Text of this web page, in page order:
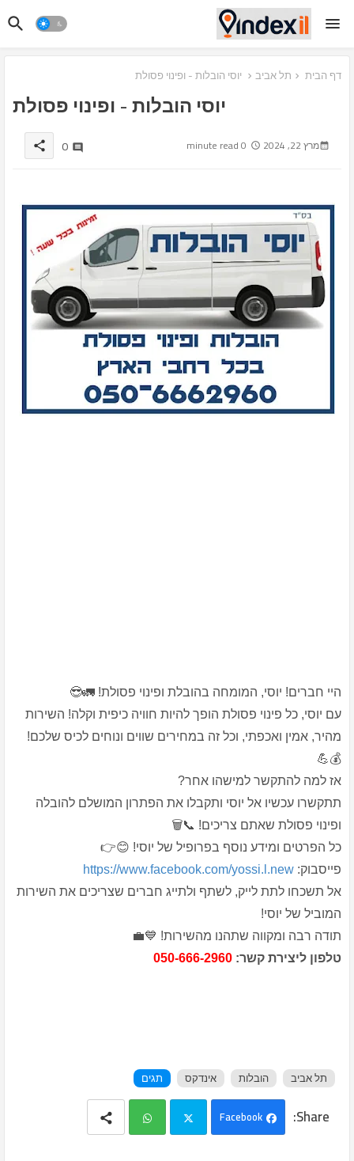
דף הבית תל אביב יוסי הובלות - ופינוי פסולת
יוסי הובלות - ופינוי פסולת
מרץ 22, 2024 0 minute read
0
share
היי חברים! יוסי, המומחה בהובלת ופינוי פסולת! 🚛😎
עם יוסי, כל פינוי פסולת הופך להיות חוויה כיפית וקלה! השירות
מהיר, אמין ואכפתי, וכל זה במחירים שווים ונוחים לכיס שלכם!
💰💪
אז למה להתקשר למישהו אחר?
תתקשרו עכשיו אל יוסי ותקבלו את הפתרון המושלם להובלה
ופינוי פסולת שאתם צריכים! 📞🗑️
כל הפרטים ומידע נוסף בפרופיל של יוסי! 😊👉
פייסבוק: https://www.facebook.com/yossi.l.new
אל תשכחו לתת לייק, לשתף ולתייג חברים שצריכים את השירות
המוביל של יוסי!
תודה רבה ומקווה שתהנו מהשירות! 💙💼
טלפון ליצירת קשר: 050-666-2960
תגים אינדקס הובלות תל אביב
Facebook